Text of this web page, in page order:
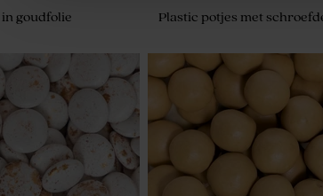
goudfolie en roze
Label in kraftlook met
en namen
goudfolie Plastic potjes met